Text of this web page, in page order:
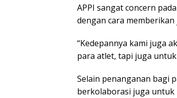
APPI sangat concern
dengan cara
“Kedepannya kami juga
para atlet, tapi juga
Selain penanganan bagi
berkolaborasi juga untuk